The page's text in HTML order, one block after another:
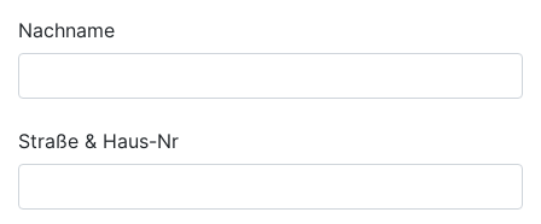
Nachname
Straße & Haus-Nr